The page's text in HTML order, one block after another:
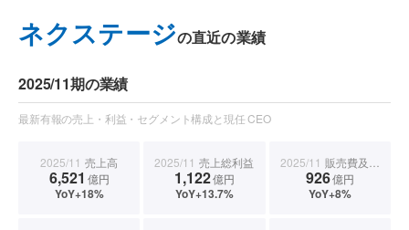
ネクステージの直近の業績
2025/11期の業績
最新有報の売上・利益・セグメント構成と現任 CEO
2025/11 売上高
6,521 億円
YoY+18%
2025/11 売上総利益
1,122億円
YoY+13.7%
2025/11 販売費及び一般管理費
926億円
YoY+8%